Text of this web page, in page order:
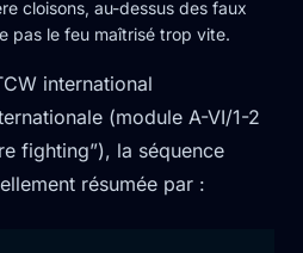
cloisons, au-dessus des faux
pas le feu maîtrisé trop vite.
international
(module A-VI/1-2
fighting”), la séquence
résumée par :